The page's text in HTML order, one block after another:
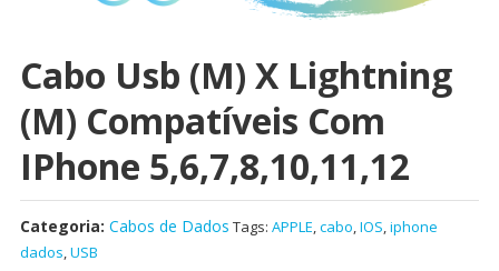
Cabo Usb (M) X Lightning
(M) Compatíveis Com
IPhone 5,6,7,8,10,11,12
Categoria: Cabos de Dados Tags: APPLE,cabo,IOS,iphone
dados,USB